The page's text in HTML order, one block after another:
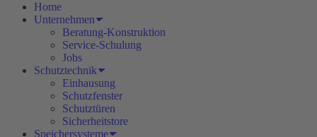
Home
Unternehmen
Beratung-Konstruktion
Service-Schulung
Jobs
Schutztechnik
Einhausung
Schutzfenster
Schutztüren
Sicherheitstore
Speichersysteme